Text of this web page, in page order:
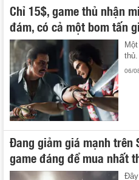
Chỉ 15$, game thủ nhận
đám, có cả một bom tấn
thủ.
06/
Đang giảm giá mạnh trên
game đáng để mua nhất